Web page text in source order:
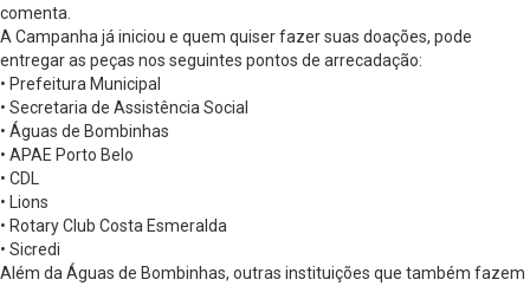
comenta.
A Campanha já iniciou e quem quiser fazer suas doações, pode
entregar as peças nos seguintes pontos de arrecadação:
• Prefeitura Municipal
• Secretaria de Assistência Social
• Águas de Bombinhas
• APAE Porto Belo
• CDL
• Lions
• Rotary Club Costa Esmeralda
• Sicredi
Além da Águas de Bombinhas, outras instituições que também fazem